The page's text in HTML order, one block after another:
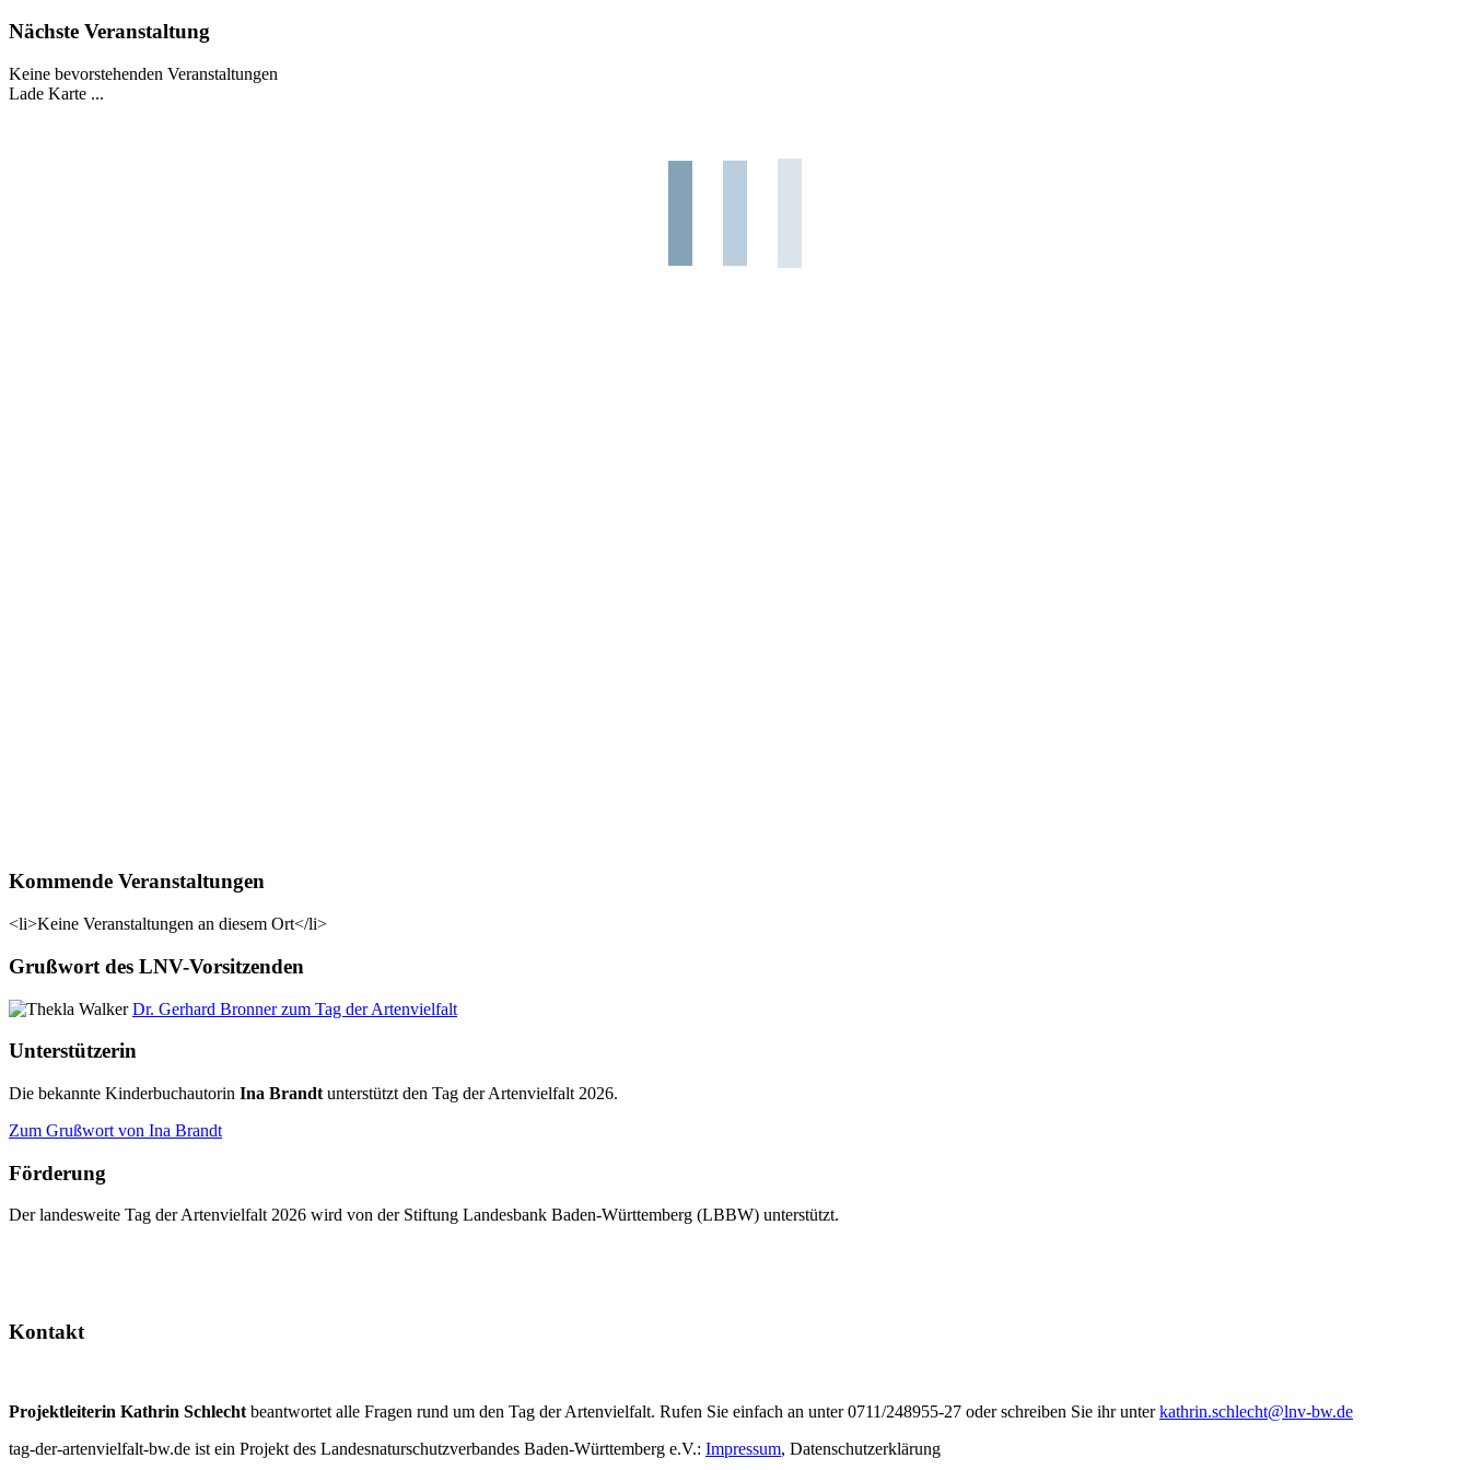
Nächste Veranstaltung
Keine bevorstehenden Veranstaltungen
Lade Karte ...
Kommende Veranstaltungen
<li>Keine Veranstaltungen an diesem Ort</li>
Grußwort des LNV-Vorsitzenden
Dr. Gerhard Bronner zum Tag der Artenvielfalt
Unterstützerin
Die bekannte Kinderbuchautorin Ina Brandt unterstützt den Tag der Artenvielfalt 2026.
Zum Grußwort von Ina Brandt
Förderung
Der landesweite Tag der Artenvielfalt 2026 wird von der Stiftung Landesbank Baden-Württemberg (LBBW) unterstützt.
Kontakt
Projektleiterin Kathrin Schlecht beantwortet alle Fragen rund um den Tag der Artenvielfalt. Rufen Sie einfach an unter 0711/248955-27 oder schreiben Sie ihr unterkathrin.schlecht@lnv-bw.de
tag-der-artenvielfalt-bw.de ist ein Projekt des Landesnaturschutzverbandes Baden-Württemberg e.V.: Impressum, Datenschutzerklärung